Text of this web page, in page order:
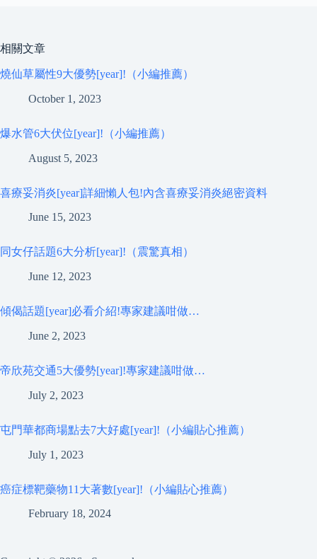
相關文章
燒仙草屬性9大優勢[year]!（小編推薦）
October 1, 2023
爆水管6大伏位[year]!（小編推薦）
August 5, 2023
喜療妥消炎[year]詳細懶人包!內含喜療妥消炎絕密資料
June 15, 2023
同女仔話題6大分析[year]!（震驚真相）
June 12, 2023
傾偈話題[year]必看介紹!專家建議咁做…
June 2, 2023
帝欣苑交通5大優勢[year]!專家建議咁做…
July 2, 2023
屯門華都商場點去7大好處[year]!（小編貼心推薦）
July 1, 2023
癌症標靶藥物11大著數[year]!（小編貼心推薦）
February 18, 2024